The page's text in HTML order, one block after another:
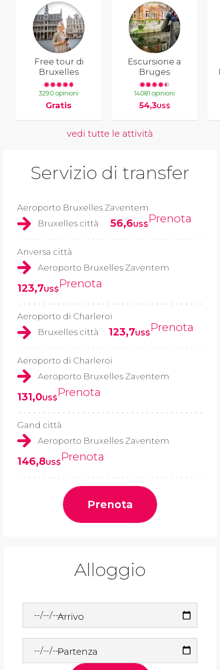
Free tour di
Bruxelles
3290 opinioni
Gratis
Escursione a
Bruges
14081 opinioni
54,3US$
vedi tutte le attività
Servizio di transfer
Aeroporto Bruxelles Zaventem
Bruxelles città
56,6US$Prenota
Anversa città
Aeroporto Bruxelles Zaventem
123,7US$Prenota
Aeroporto di Charleroi
Bruxelles città
123,7US$Prenota
Aeroporto di Charleroi
Aeroporto Bruxelles Zaventem
131,0US$Prenota
Gand città
Aeroporto Bruxelles Zaventem
146,8US$Prenota
Prenota
Alloggio
Arrivo
Partenza